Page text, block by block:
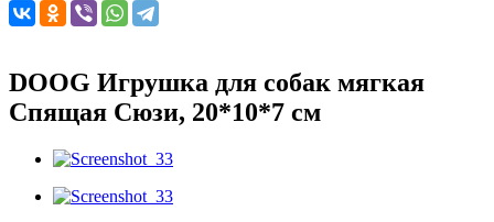
DOOG Игрушка для собак мягкая
Спящая Сюзи, 20*10*7 см